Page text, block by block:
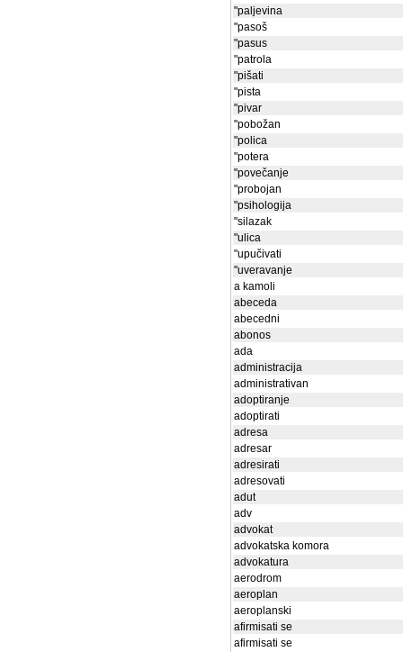
"paljevina
"pasoš
"pasus
"patrola
"pišati
"pista
"pivar
"pobožan
"polica
"potera
"povečanje
"probojan
"psihologija
"silazak
"ulica
"upučivati
"uveravanje
a kamoli
abeceda
abecedni
abonos
ada
administracija
administrativan
adoptiranje
adoptirati
adresa
adresar
adresirati
adresovati
adut
adv
advokat
advokatska komora
advokatura
aerodrom
aeroplan
aeroplanski
afirmisati se
afirmisati se